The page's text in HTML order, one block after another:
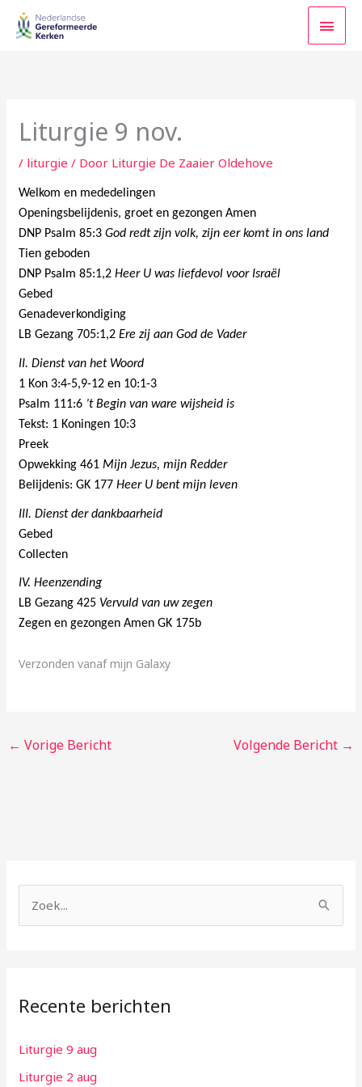
naar
Liturgie 9 nov.
/ liturgie / Door Liturgie De Zaaier Oldehove
Welkom en mededelingen
Openingsbelijdenis, groet en gezongen Amen
DNP Psalm 85:3God redt zijn volk, zijn eer komt in ons land
Tien geboden
DNP Psalm 85:1,2Heer U was liefdevol voor Israël
Gebed
Genadeverkondiging
LB Gezang 705:1,2Ere zij aan God de Vader
II. Dienst van het Woord
1 Kon 3:4-5,9-12 en 10:1-3
Psalm 111:6 ’t Begin van ware wijsheid is
Tekst: 1 Koningen 10:3
Preek
Opwekking 461Mijn Jezus, mijn Redder
Belijdenis: GK 177Heer U bent mijn leven
III. Dienst der dankbaarheid
Gebed
Collecten
IV. Heenzending
LB Gezang 425 Vervuld van uw zegen
Zegen en gezongen Amen GK 175b
Verzonden vanaf mijn Galaxy
← Vorige Bericht Volgende Bericht →
n
a
r
Recente berichten
Liturgie 9 aug
Liturgie 2 aug